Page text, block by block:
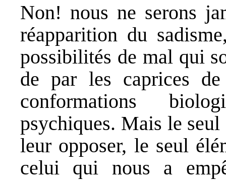
Non! nous ne serons
réapparition du
possibilités de mal qui
de par les caprices
conformations
psychiques. Mais le
leur opposer, le seul
celui qui nous a